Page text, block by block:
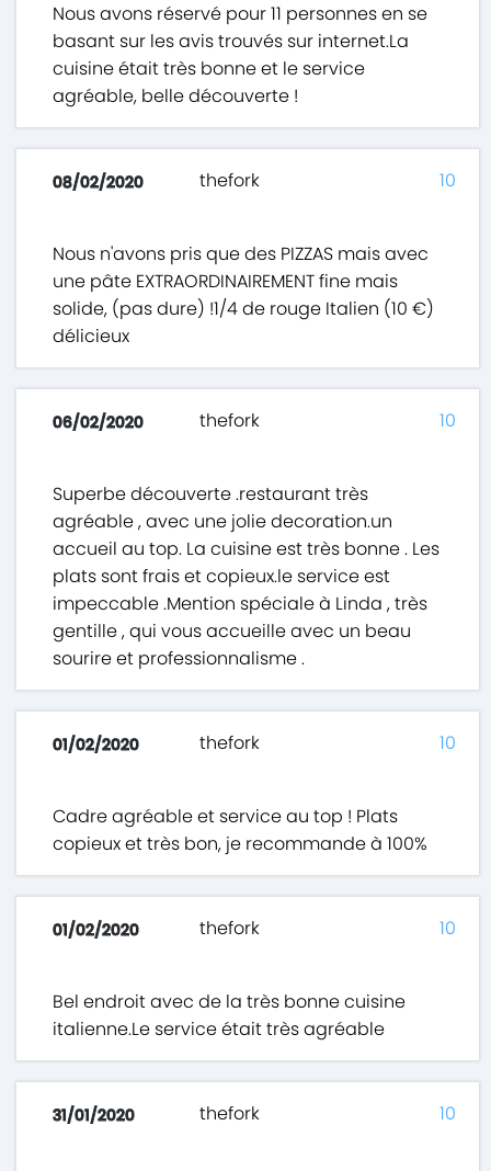
Nous avons réservé pour 11 personnes en se
basant sur les avis trouvés sur internet.La
cuisine était très bonne et le service
agréable, belle découverte !
08/02/2020 thefork
Nous n'avons pris que des PIZZAS mais avec
une pâte EXTRAORDINAIREMENT fine mais
solide, (pas dure) !1/4 de rouge Italien (10 €)
délicieux
10
06/02/2020 thefork
Superbe découverte .restaurant très
agréable , avec une jolie decoration.un
accueil au top. La cuisine est très bonne . Les
plats sont frais et copieux.le service est
impeccable .Mention spéciale à Linda , très
gentille , qui vous accueille avec un beau
sourire et professionnalisme .
10
01/02/2020 thefork
Cadre agréable et service au top ! Plats
copieux et très bon, je recommande à 100%
10
01/02/2020 thefork
Bel endroit avec de la très bonne cuisine
italienne.Le service était très agréable
10
31/01/2020 thefork 10